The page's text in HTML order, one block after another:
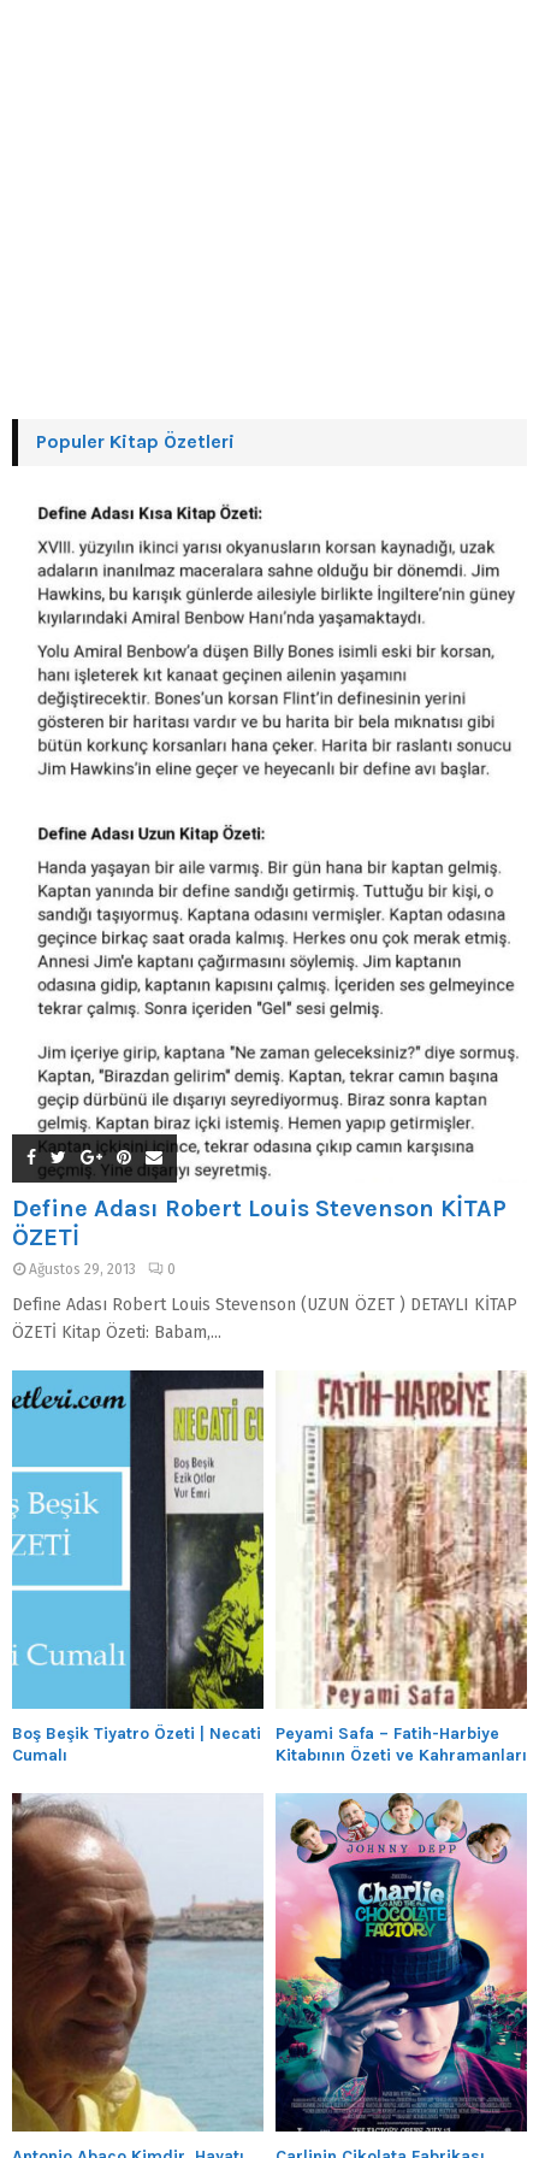
Populer Kitap Özetleri
Define Adası Robert Louis Stevenson KİTAP
ÖZETİ
Ağustos 29, 2013 0
Define Adası Robert Louis Stevenson (UZUN ÖZET ) DETAYLI KİTAP
ÖZETİ Kitap Özeti: Babam,...
Boş Beşik Tiyatro Özeti | Necati
Cumalı
Peyami Safa – Fatih-Harbiye
Kitabının Özeti ve Kahramanları